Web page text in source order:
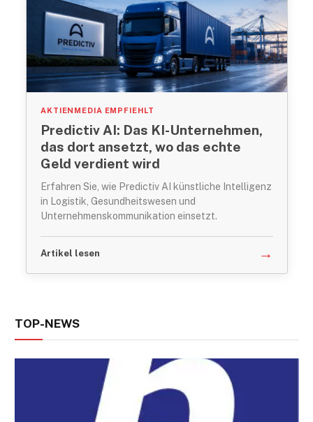
AKTIENMEDIA EMPFIEHLT
Predictiv AI: Das KI-Unternehmen,
das dort ansetzt, wo das echte
Geld verdient wird
Erfahren Sie, wie Predictiv AI künstliche Intelligenz
in Logistik, Gesundheitswesen und
Unternehmenskommunikation einsetzt.
Artikel lesen →
TOP-NEWS